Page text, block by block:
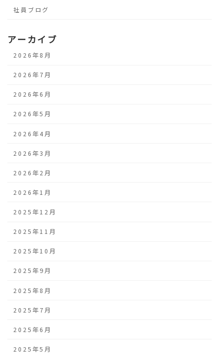
社員ブログ
アーカイブ
2026年8月
2026年7月
2026年6月
2026年5月
2026年4月
2026年3月
2026年2月
2026年1月
2025年12月
2025年11月
2025年10月
2025年9月
2025年8月
2025年7月
2025年6月
2025年5月